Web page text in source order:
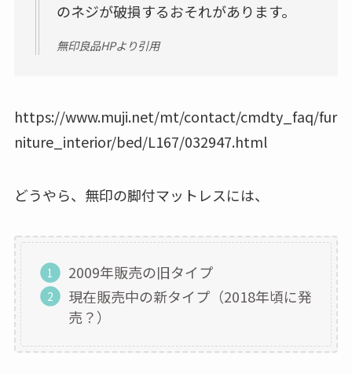
のネジが破損するおそれがあります。
無印良品HPより引用
https://www.muji.net/mt/contact/cmdty_faq/fur
niture_interior/bed/L167/032947.html
どうやら、無印の脚付マットレスには、
2009年販売の旧タイプ
現在販売中の新タイプ（2018年頃に発
売？）